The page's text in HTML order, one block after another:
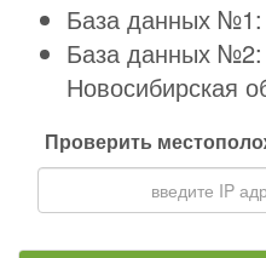
База данных №1:
База данных №2:
Новосибирская
Проверить